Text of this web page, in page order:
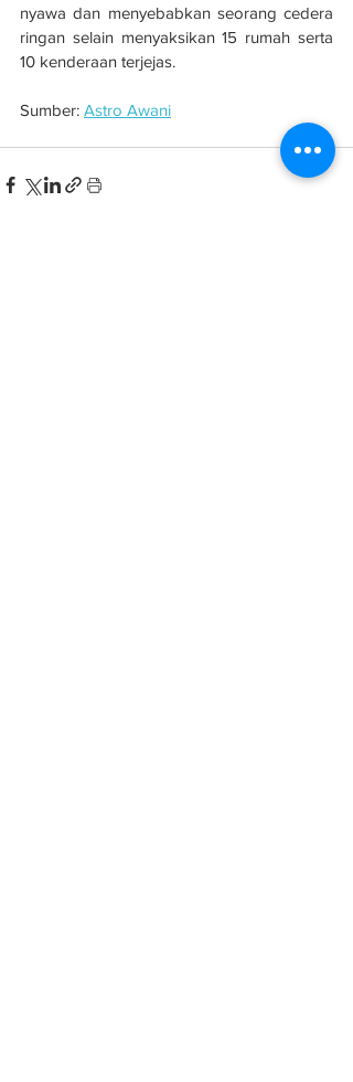
nyawa dan menyebabkan seorang cedera
ringan selain menyaksikan 15 rumah serta
10 kenderaan terjejas.
Sumber: Astro Awani